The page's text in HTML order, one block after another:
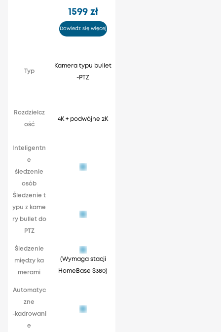
Typ
Rozdzielcz
ość
Inteligentn
e
śledzenie
osób
Śledzenie t
ypu z kame
ry bullet do
PTZ
Śledzenie
między ka
merami
Automatyc
zne
-kadrowani
e
1599 zł
Dowiedz się więcej
Kamera typu bullet
-PTZ
4K + podwójne 2K
(Wymaga stacji
HomeBase S380)